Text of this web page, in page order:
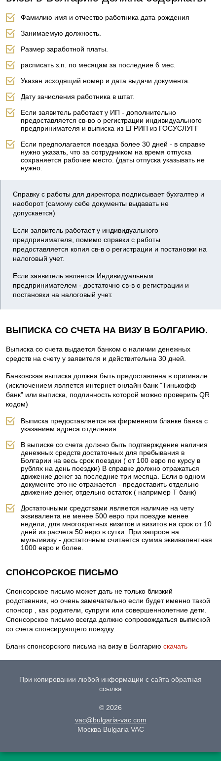
Фамилию имя и отчество работника дата рождения
Занимаемую должность.
Размер заработной платы.
расписать з.п. по месяцам за последние 6 мес.
Указан исходящий номер и дата выдачи документа.
Дату зачисления работника в штат.
Если заявитель работает у ИП - дополнительно
предоставляется св-во о регистрации индивидуального
предпринимателя и выписка из ЕГРИП из ГОСУСЛУГГ
Если предполагается поездка более 30 дней - в справке
нужно указать, что за сотрудником на время отпуска
сохраняется рабочее место. (даты отпуска указывать не
нужно.
Справку с работы для директора подписывает бухгалтер и
наоборот (самому себе документы выдавать не
допускается)
Если заявитель работает у индивидуального
предпринимателя, помимо справки с работы
предоставляется копия св-в о регистрации и постановки на
налоговый учет.
Если заявитель является Индивидуальным
предпринимателем - достаточно св-в о регистрации и
постановки на налоговый учет.
ВЫПИСКА СО СЧЕТА НА ВИЗУ В БОЛГАРИЮ.
Выписка со счета выдается банком о наличии денежных
средств на счету у заявителя и действительна 30 дней.
Банковская выписка должна быть предоставлена в оригинале
(исключением является интернет онлайн банк "Тинькофф
банк" или выписка, подлинность которой можно проверить QR
кодом)
Выписка предоставляется на фирменном бланке банка с
указанием адреса отделения.
В выписке со счета должно быть подтверждение наличия
денежных средств достаточных для пребывания в
Болгарии на весь срок поездки ( от 100 евро по курсу в
рублях на день поездки) В справке должно отражаться
движение денег за последние три месяца. Если в одном
документе это не отражается - предоставить отдельно
движение денег, отдельно остаток ( например Т банк)
Достаточными средствами является наличие на чету
эквивалента не менее 500 евро при поездке менее
недели, для многократных визитов и визитов на срок от 10
дней из расчета 50 евро в сутки. При запросе на
мультивизу - достаточным считается сумма эквивалентная
1000 евро и более.
СПОНСОРСКОЕ ПИСЬМО
Спонсорское письмо может дать не только близкий
родственник, но очень замечательно если будет именно такой
спонсор , как родители, супруги или совершеннолетние дети.
Спонсорское письмо всегда должно сопровождаться выпиской
со счета спонсирующего поездку.
Бланк спонсорского письма на визу в Болгарию скачать
При копировании любой информации с сайта обратная
ссылка
© 2026
vac@bulgaria-vac.com
Москва Bulgaria VAC